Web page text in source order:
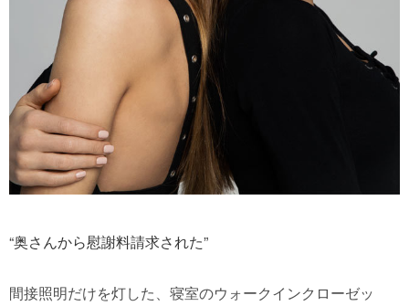
“奥さんから慰謝料請求された”
間接照明だけを灯した、寝室のウォークインクローゼッ